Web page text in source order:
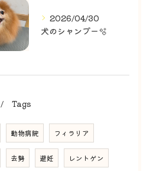
2026/04/30
犬のシャンプー🫧
Tags
動物病院 フィラリア
去勢 避妊 レントゲン